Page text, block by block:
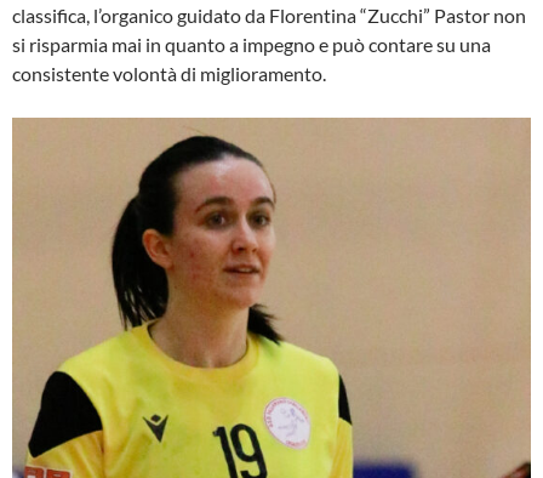
classifica, l’organico guidato da Florentina “Zucchi” Pastor non
si risparmia mai in quanto a impegno e può contare su una
consistente volontà di miglioramento.